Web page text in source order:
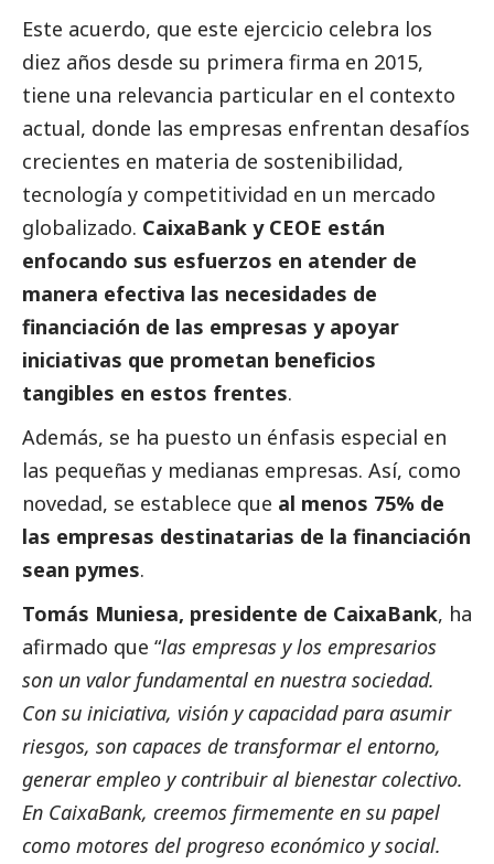
Este acuerdo, que este ejercicio celebra los
diez años desde su primera firma en 2015,
tiene una relevancia particular en el contexto
actual, donde las empresas enfrentan desafíos
crecientes en materia de sostenibilidad,
tecnología y competitividad en un mercado
globalizado. CaixaBank y CEOE están
enfocando sus esfuerzos en atender de
manera efectiva las necesidades de
financiación de las empresas y apoyar
iniciativas que prometan beneficios
tangibles en estos frentes.
Además, se ha puesto un énfasis especial en
las pequeñas y medianas empresas. Así, como
novedad, se establece que al menos 75% de
las empresas destinatarias de la financiación
sean pymes.
Tomás Muniesa, presidente de CaixaBank, ha
afirmado que “las empresas y los empresarios
son un valor fundamental en nuestra sociedad.
Con su iniciativa, visión y capacidad para asumir
riesgos, son capaces de transformar el entorno,
generar empleo y contribuir al bienestar colectivo.
En CaixaBank, creemos firmemente en su papel
como motores del progreso económico ysocial.